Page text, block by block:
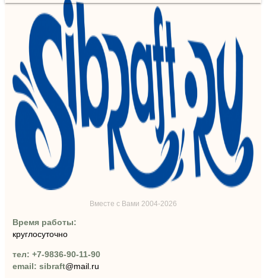
Вместе с Вами 2004-2026
Время работы:
круглосуточно
тел: +7-9836-90-11-90
email: sibraft@mail.ru